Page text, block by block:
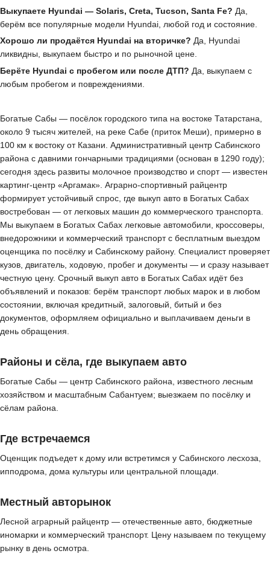
Выкупаете Hyundai — Solaris, Creta, Tucson, Santa Fe? Да,
берём все популярные модели Hyundai, любой год и состояние.
Хорошо ли продаётся Hyundai на вторичке? Да, Hyundai
ликвидны, выкупаем быстро и по рыночной цене.
Берёте Hyundai с пробегом или после ДТП? Да, выкупаем с
любым пробегом и повреждениями.
Богатые Сабы — посёлок городского типа на востоке Татарстана,
около 9 тысяч жителей, на реке Сабе (приток Меши), примерно в
100 км к востоку от Казани. Административный центр Сабинского
района с давними гончарными традициями (основан в 1290 году);
сегодня здесь развиты молочное производство и спорт — известен
картинг-центр «Аргамак». Аграрно-спортивный райцентр
формирует устойчивый спрос, где выкуп авто в Богатых Сабах
востребован — от легковых машин до коммерческого транспорта.
Мы выкупаем в Богатых Сабах легковые автомобили, кроссоверы,
внедорожники и коммерческий транспорт с бесплатным выездом
оценщика по посёлку и Сабинскому району. Специалист проверяет
кузов, двигатель, ходовую, пробег и документы — и сразу называет
честную цену. Срочный выкуп авто в Богатых Сабах идёт без
объявлений и показов: берём транспорт любых марок и в любом
состоянии, включая кредитный, залоговый, битый и без
документов, оформляем официально и выплачиваем деньги в
день обращения.
Районы и сёла, где выкупаем авто
Богатые Сабы — центр Сабинского района, известного лесным
хозяйством и масштабным Сабантуем; выезжаем по посёлку и
сёлам района.
Где встречаемся
Оценщик подъедет к дому или встретимся у Сабинского лесхоза,
ипподрома, дома культуры или центральной площади.
Местный авторынок
Лесной аграрный райцентр — отечественные авто, бюджетные
иномарки и коммерческий транспорт. Цену называем по текущему
рынку в день осмотра.